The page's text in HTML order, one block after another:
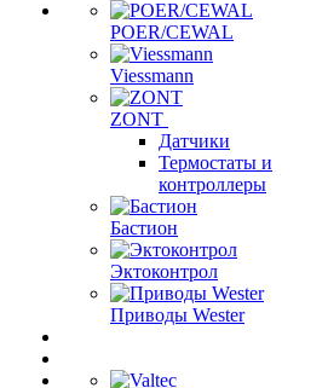
POER/CEWAL
Viessmann
ZONT
Датчики
Термостаты и
контроллеры
Бастион
Эктоконтрол
Приводы Wester